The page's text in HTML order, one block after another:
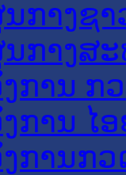
ກາງຊ
ກາງສ
ການ ກ
ການ ໄ
ການກ